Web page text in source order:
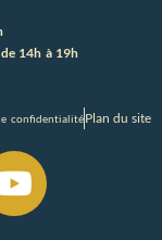
14h à 19h
confidentialitéPlan du site